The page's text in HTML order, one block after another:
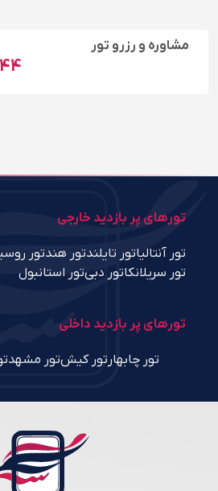
مشاوره و رزرو تور
تورهای پر بازدید خارجی
تور آنتالیاتور تایلندتور هندتور
تور سریلانکاتور دبیتور استانبول
تورهای پر بازدید داخلی
تور چابهار تور کیشتور مشهد